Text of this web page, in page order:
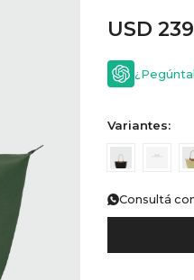
USD 239
Variantes:
Consultá